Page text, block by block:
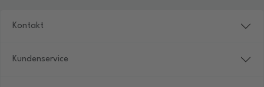
Kontakt
Kundenservice